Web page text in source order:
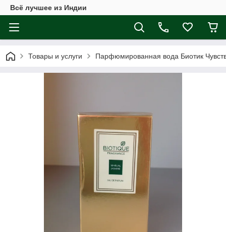
Всё лучшее из Индии
Товары и услуги Парфюмированная вода Биотик